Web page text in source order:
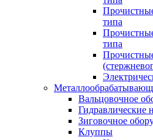
типа
типа
Вальцовочное
Гидравлические
Зиговочное
Клуппы